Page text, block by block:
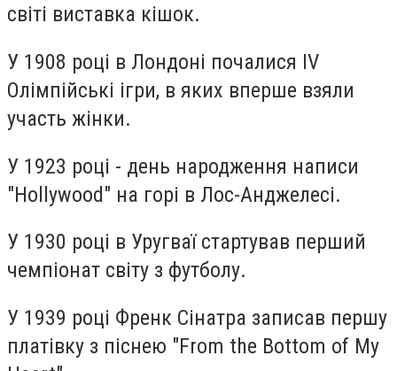
світі виставка кішок.
У 1908 році в Лондоні почалися IV
Олімпійські ігри, в яких вперше взяли
участь жінки.
У 1923 році - день народження написи
"Hollywood" на горі в Лос-Анджелесі.
У 1930 році в Уругваї стартував перший
чемпіонат світу з футболу.
У 1939 році Френк Сінатра записав першу
платівку з піснею "From the Bottom of My